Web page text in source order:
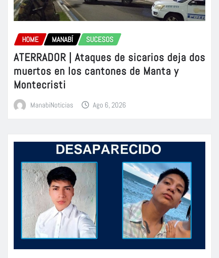
HOME MANABÍ SUCESOS
ATERRADOR | Ataques de sicarios deja dos
muertos en los cantones de Manta y
Montecristi
ManabiNoticias Ago 6, 2026